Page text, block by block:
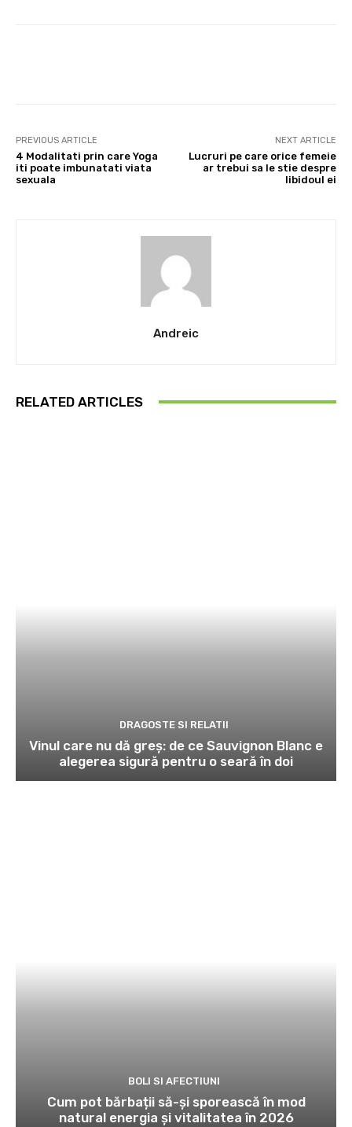
PREVIOUS ARTICLE
4 Modalitati prin care Yoga
iti poate imbunatati viata
sexuala
NEXT ARTICLE
Lucruri pe care orice femeie
ar trebui sa le stie despre
libidoul ei
Andreic
RELATED ARTICLES
DRAGOSTE SI RELATII
Vinul care nu dă greș: de ce Sauvignon Blanc e
alegerea sigură pentru o seară în doi
BOLI SI AFECTIUNI
Cum pot bărbații să-și sporească în mod
natural energia și vitalitatea în 2026